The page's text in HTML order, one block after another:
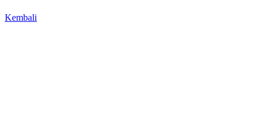
Kembali